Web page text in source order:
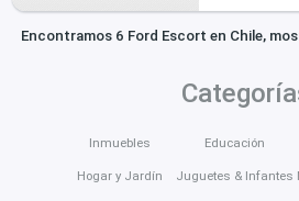
Encontramos 6 Ford Escort en Chile,
Inmuebles
Hogar y Jardín
Educación
Juguetes & Infantes